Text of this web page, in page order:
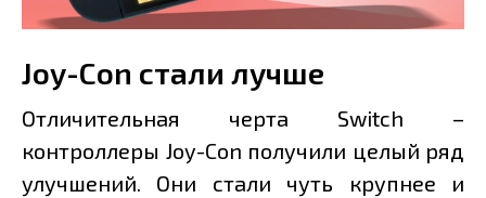
Joy-Con стали лучше
Отличительная черта Switch –
контроллеры Joy-Con получили целый ряд
улучшений. Они стали чуть крупнее и